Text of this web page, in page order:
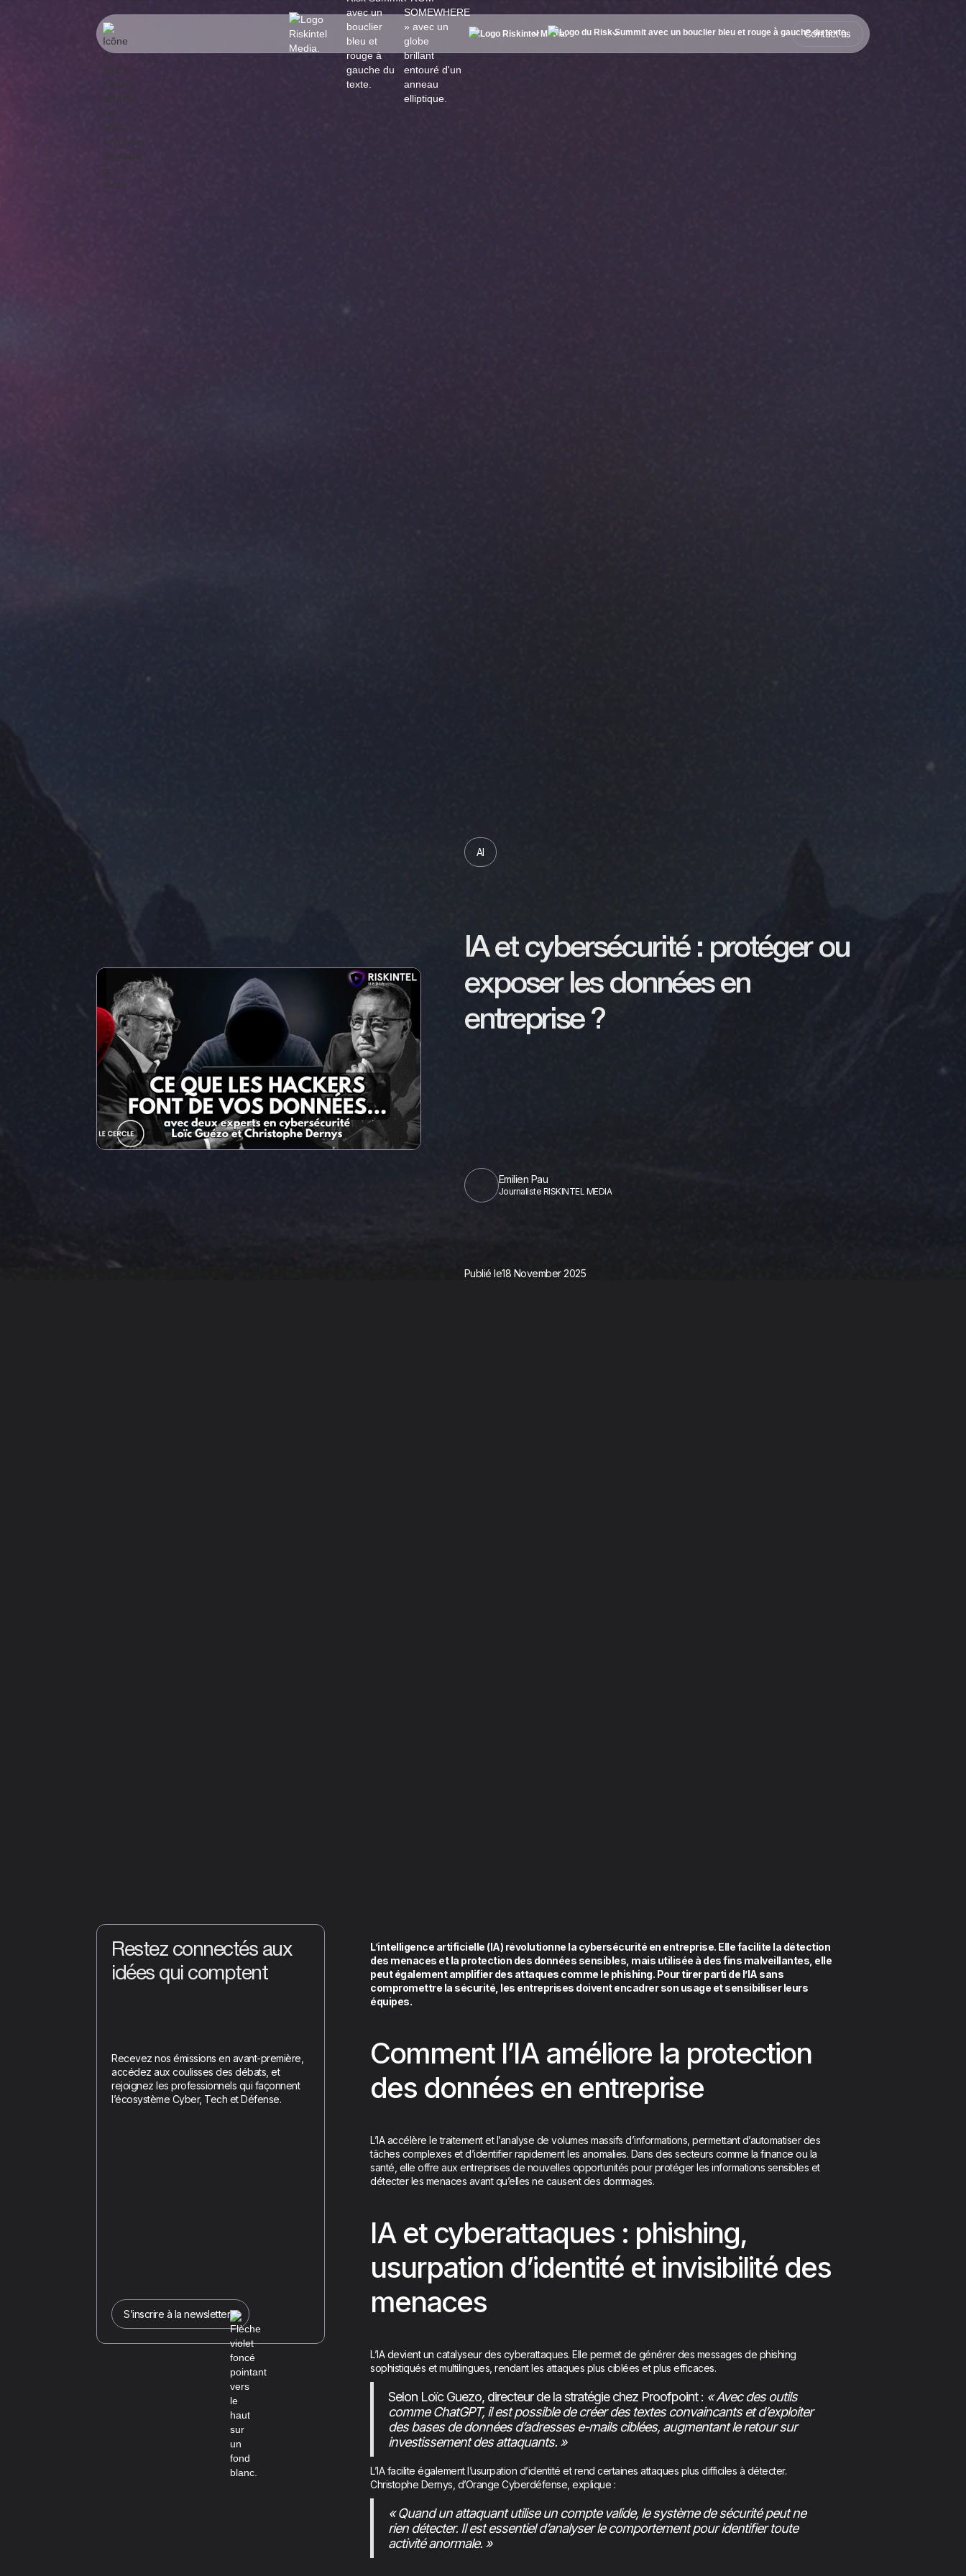
Contact us
AI
IA et cybersécurité : protéger ou
exposer les données en
entreprise ?
Emilien Pau
Journaliste RISKINTEL MEDIA
Publié le18 November 2025
Restez connectés aux
idées qui comptent
Recevez nos émissions en avant-première,
accédez aux coulisses des débats, et
rejoignez les professionnels qui façonnent
l’écosystème Cyber, Tech et Défense.
S’inscrire à la newsletter
L’intelligence artificielle (IA) révolutionne la cybersécurité en entreprise. Elle facilite la détection
des menaces et la protection des données sensibles, mais utilisée à des fins malveillantes, elle
peut également amplifier des attaques comme le phishing. Pour tirer parti de l’IA sans
compromettre la sécurité, les entreprises doivent encadrer son usage et sensibiliser leurs
équipes.
Comment l’IA améliore la protection
des données en entreprise
L’IA accélère le traitement et l’analyse de volumes massifs d’informations, permettant d’automatiser des
tâches complexes et d’identifier rapidement les anomalies. Dans des secteurs comme la finance ou la
santé, elle offre aux entreprises de nouvelles opportunités pour protéger les informations sensibles et
détecter les menaces avant qu’elles ne causent des dommages.
IA et cyberattaques : phishing,
usurpation d’identité et invisibilité des
menaces
L’IA devient un catalyseur des cyberattaques. Elle permet de générer des messages de phishing
sophistiqués et multilingues, rendant les attaques plus ciblées et plus efficaces.
Selon Loïc Guezo, directeur de la stratégie chez Proofpoint : « Avec des outils
comme ChatGPT, il est possible de créer des textes convaincants et d’exploiter
des bases de données d’adresses e-mails ciblées, augmentant le retour sur
investissement des attaquants. »
L’IA facilite également l’usurpation d’identité et rend certaines attaques plus difficiles à détecter.
Christophe Dernys, d’Orange Cyberdéfense, explique :
« Quand un attaquant utilise un compte valide, le système de sécurité peut ne
rien détecter. Il est essentiel d’analyser le comportement pour identifier toute
activité anormale. »